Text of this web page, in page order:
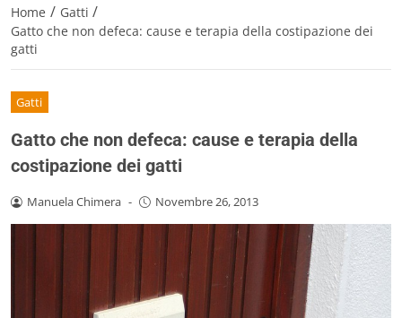
Home / Gatti /
Gatto che non defeca: cause e terapia della costipazione dei
gatti
Gatti
Gatto che non defeca: cause e terapia della
costipazione dei gatti
Manuela Chimera - Novembre 26, 2013